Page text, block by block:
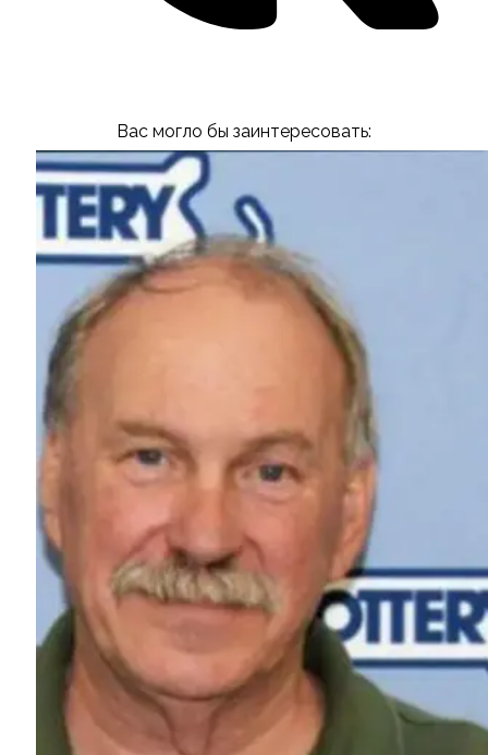
Вас могло бы заинтересовать: